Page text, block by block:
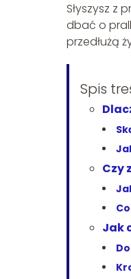
Słyszysz z
dbać o
przedłużą
Spis
Czy
Jak